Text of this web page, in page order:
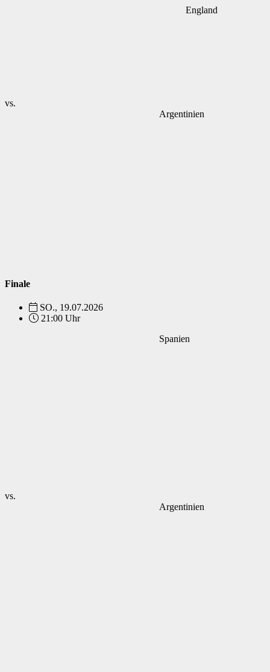
England
vs.
Argentinien
Finale
SO., 19.07.2026
21:00 Uhr
Spanien
vs.
Argentinien